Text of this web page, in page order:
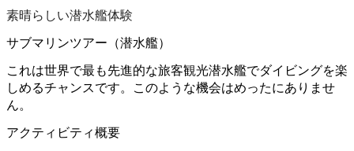
素晴らしい潜水艦体験
サブマリンツアー（潜水艦）
これは世界で最も先進的な旅客観光潜水艦でダイビングを楽
しめるチャンスです。このような機会はめったにありませ
ん。
アクティビティ概要